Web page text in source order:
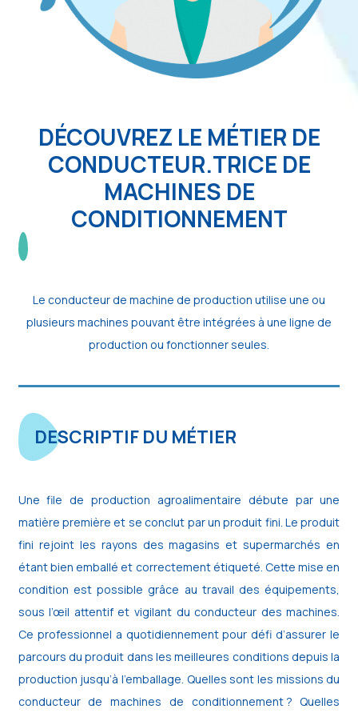
DÉCOUVREZ LE MÉTIER DE
CONDUCTEUR.TRICE DE
MACHINES DE
CONDITIONNEMENT
Le conducteur de machine de production utilise une ou
plusieurs machines pouvant être intégrées à une ligne de
production ou fonctionner seules.
DESCRIPTIF DU MÉTIER
Une file de production agroalimentaire débute par une
matière première et se conclut par un produit fini. Le produit
fini rejoint les rayons des magasins et supermarchés en
étant bien emballé et correctement étiqueté. Cette mise en
condition est possible grâce au travail des équipements,
sous l’œil attentif et vigilant du conducteur des machines.
Ce professionnel a quotidiennement pour défi d’assurer le
parcours du produit dans les meilleures conditions depuis la
production jusqu’à l’emballage. Quelles sont les missions du
conducteur de machines de conditionnement ? Quelles